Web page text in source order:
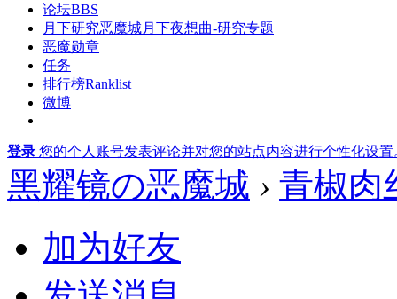
论坛BBS
月下研究恶魔城月下夜想曲-研究专题
恶魔勋章
任务
排行榜Ranklist
微博
登录 您的个人账号发表评论并对您的站点内容进行个性化设置
黑耀镜の恶魔城 › 青椒肉
加为好友